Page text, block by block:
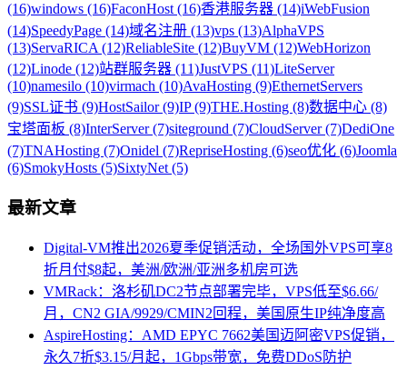
(16)windows (16)FaconHost (16)香港服务器 (14)iWebFusion
(14)SpeedyPage (14)域名注册 (13)vps (13)AlphaVPS
(13)ServaRICA (12)ReliableSite (12)BuyVM (12)WebHorizon
(12)Linode (12)站群服务器 (11)JustVPS (11)LiteServer
(10)namesilo (10)virmach (10)AvaHosting (9)EthernetServers
(9)SSL证书 (9)HostSailor (9)IP (9)THE.Hosting (8)数据中心 (8)
宝塔面板 (8)InterServer (7)siteground (7)CloudServer (7)DediOne
(7)TNAHosting (7)Onidel (7)RepriseHosting (6)seo优化 (6)Joomla
(6)SmokyHosts (5)SixtyNet (5)
最新文章
Digital-VM推出2026夏季促销活动，全场国外VPS可享8
折月付$8起，美洲/欧洲/亚洲多机房可选
VMRack：洛杉矶DC2节点部署完毕，VPS低至$6.66/
月，CN2 GIA/9929/CMIN2回程，美国原生IP纯净度高
AspireHosting：AMD EPYC 7662美国迈阿密VPS促销，
永久7折$3.15/月起，1Gbps带宽，免费DDoS防护